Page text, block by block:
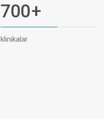
700+
klinikalar